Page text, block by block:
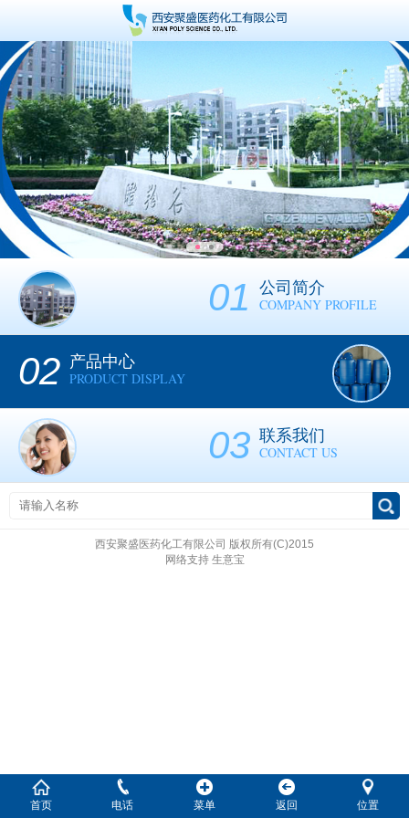
01 公司简介
COMPANY PROFILE
02 产品中心
PRODUCT DISPLAY
03 联系我们
CONTACT US
西安聚盛医药化工有限公司 版权所有(C)2015
网络支持生意宝
首页 电话 菜单 返回 位置